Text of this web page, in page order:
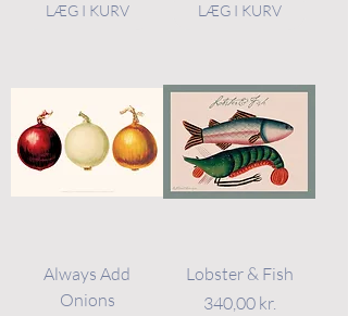
LÆG I KURV LÆG I KURV
Always Add
Onions
Lobster & Fish
Pris
340,00 kr.